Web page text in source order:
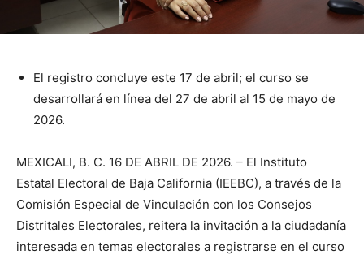
El registro concluye este 17 de abril; el curso se
desarrollará en línea del 27 de abril al 15 de mayo de
2026.
MEXICALI, B. C. 16 DE ABRIL DE 2026. – El Instituto
Estatal Electoral de Baja California (IEEBC), a través de la
Comisión Especial de Vinculación con los Consejos
Distritales Electorales, reitera la invitación a la ciudadanía
interesada en temas electorales a registrarse en el curso